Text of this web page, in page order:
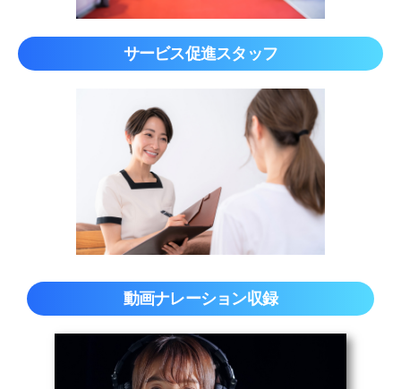
サービス促進スタッフ
動画ナレーション収録